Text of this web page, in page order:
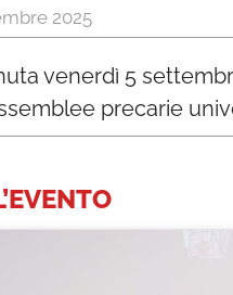
2025
venerdì 5
precarie